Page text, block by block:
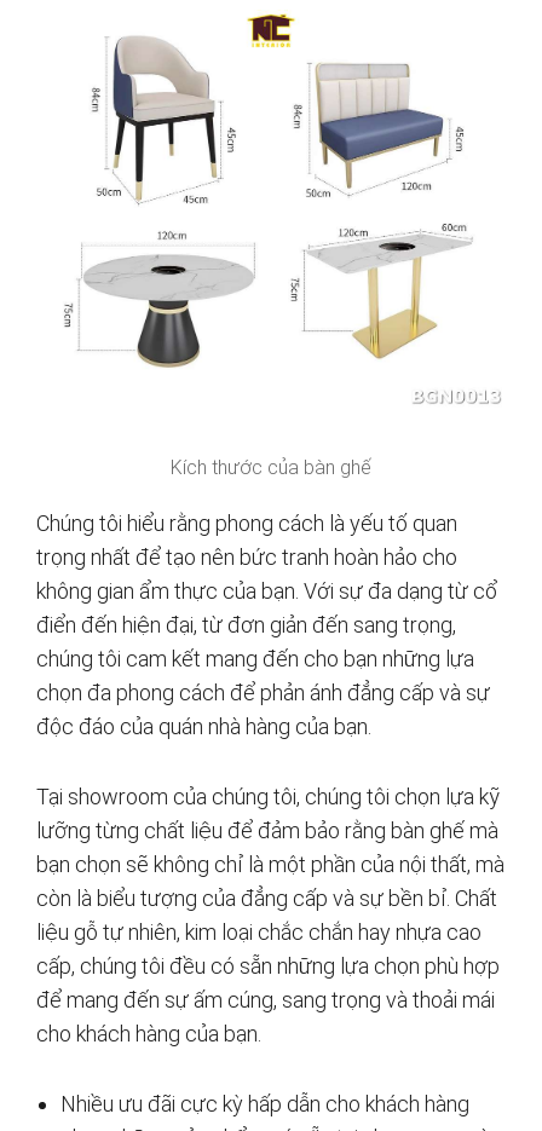
Kích thước của bàn ghế
Chúng tôi hiểu rằng phong cách là yếu tố quan
trọng nhất để tạo nên bức tranh hoàn hảo cho
không gian ẩm thực của bạn. Với sự đa dạng từ cổ
điển đến hiện đại, từ đơn giản đến sang trọng,
chúng tôi cam kết mang đến cho bạn những lựa
chọn đa phong cách để phản ánh đẳng cấp và sự
độc đáo của quán nhà hàng của bạn.
Tại showroom của chúng tôi, chúng tôi chọn lựa kỹ
lưỡng từng chất liệu để đảm bảo rằng bàn ghế mà
bạn chọn sẽ không chỉ là một phần của nội thất, mà
còn là biểu tượng của đẳng cấp và sự bền bỉ. Chất
liệu gỗ tự nhiên, kim loại chắc chắn hay nhựa cao
cấp, chúng tôi đều có sẵn những lựa chọn phù hợp
để mang đến sự ấm cúng, sang trọng và thoải mái
cho khách hàng của bạn.
Nhiều ưu đãi cực kỳ hấp dẫn cho khách hàng